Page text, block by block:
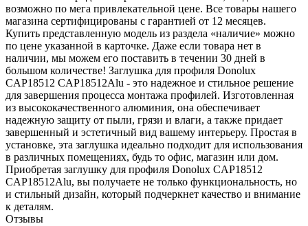
возможно по мега привлекательной цене. Все товары нашего
магазина сертифицированы с гарантией от 12 месяцев.
Купить представленную модель из раздела «наличие» можно
по цене указанной в карточке. Даже если товара нет в
наличии, мы можем его поставить в течении 30 дней в
большом количестве! Заглушка для профиля Donolux
CAP18512 CAP18512Alu - это надежное и стильное решение
для завершения процесса монтажа профилей. Изготовленная
из высококачественного алюминия, она обеспечивает
надежную защиту от пыли, грязи и влаги, а также придает
завершенный и эстетичный вид вашему интерьеру. Простая в
установке, эта заглушка идеально подходит для использования
в различных помещениях, будь то офис, магазин или дом.
Приобретая заглушку для профиля Donolux CAP18512
CAP18512Alu, вы получаете не только функциональность, но
и стильный дизайн, который подчеркнет качество и внимание
к деталям.
Отзывы